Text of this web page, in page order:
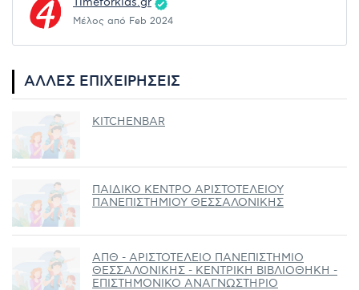
Μέλος από Feb 2024
ΆΛΛΕΣ ΕΠΙΧΕΙΡΉΣΕΙΣ
KITCHENBAR
ΠΑΙΔΙΚΟ ΚΕΝΤΡΟ ΑΡΙΣΤΟΤΕΛΕΙΟΥ
ΠΑΝΕΠΙΣΤΗΜΙΟΥ ΘΕΣΣΑΛΟΝΙΚΗΣ
ΑΠΘ - ΑΡΙΣΤΟΤΕΛΕΙΟ ΠΑΝΕΠΙΣΤΗΜΙΟ
ΘΕΣΣΑΛΟΝΙΚΗΣ - ΚΕΝΤΡΙΚΗ ΒΙΒΛΙΟΘΗΚΗ -
ΕΠΙΣΤΗΜΟΝΙΚΟ ΑΝΑΓΝΩΣΤΗΡΙΟ